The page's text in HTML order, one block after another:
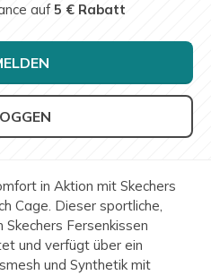
auf5 € Rabatt
in Aktion mit Skechers
Cage. Dieser sportliche,
Fersenkissen
und verfügt über ein
und Synthetik mit